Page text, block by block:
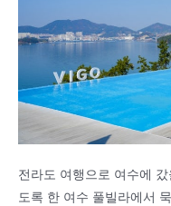
전라도 여행으로 여수에
도록 한 여수 풀빌라에서